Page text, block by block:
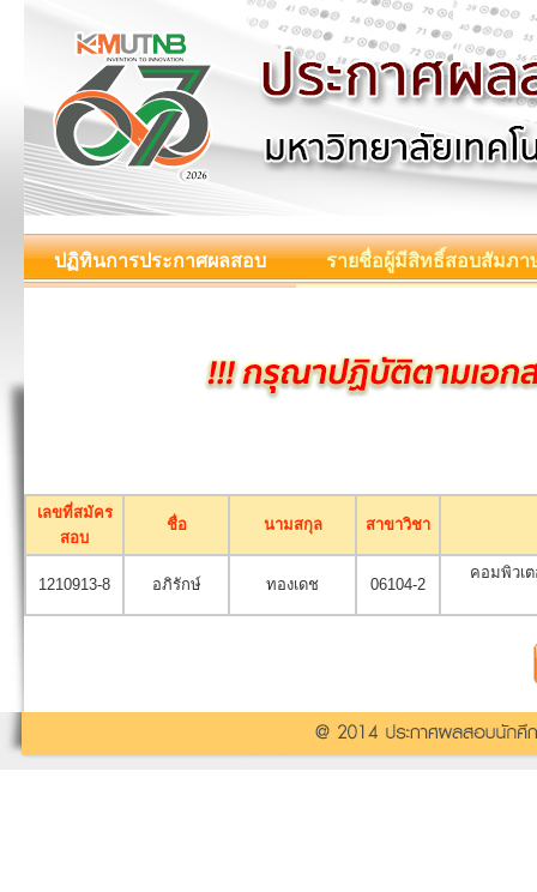
ปฏิทินการประกาศผลสอบ รายชื่อผู้มีสิทธิ์สอบสัมภ
เลขที่สมัคร
สอบ
ชื่อ นามสกุล สาขาวิชา
1210913-8 อภิรักษ์ ทองเดช 06104-2
คอมพิวเ